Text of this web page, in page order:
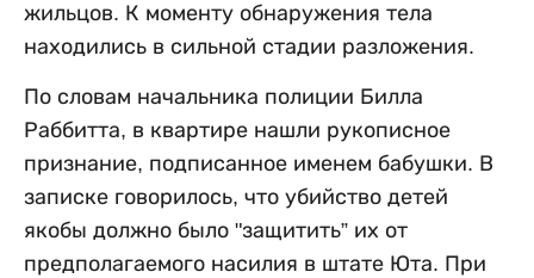
жильцов. К моменту обнаружения тела
находились в сильной стадии разложения.
По словам начальника полиции Билла
Раббитта, в квартире нашли рукописное
признание, подписанное именем бабушки. В
записке говорилось, что убийство детей
якобы должно было "защитить” их от
предполагаемого насилия в штате Юта. При